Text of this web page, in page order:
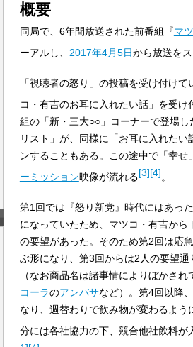
概要
同局で、6年間放送された前番組『マ
ーアルし、 2017年4月5日から放送を
「視聴者の怒り」の投稿を受け付け
コ・有吉のお耳に入れたい話」を受け
組の「新・三大○○」コーナーで登場
リスト」が、同様に「お耳に入れた
ンすることもある。この途中で「幸せ
ーミッション映像が流れる[3][4]。
第1回では『怒り新党』時代にはあっ
になっていたため、マツコ・有吉から
の要望があった。そのため第2回は応
ぶ形になり、第3回からは2人の要望
（なお商品名は諸事情によりぼかされ
コーラのアンバサなど）。第4回以降
なり、週替わりで飲み物が変わるよう
分には各社協力の下、競合他社飲料が